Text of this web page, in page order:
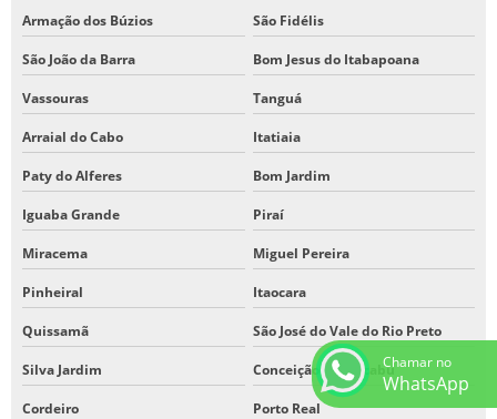
Armação dos Búzios São Fidélis
São João da Barra Bom Jesus do Itabapoana
Vassouras Tanguá
Arraial do Cabo Itatiaia
Paty do Alferes Bom Jardim
Iguaba Grande Piraí
Miracema Miguel Pereira
Pinheiral Itaocara
Quissamã São José do Vale do Rio Preto
Silva Jardim Conceição de Macabu
Cordeiro Porto Real
Chamar no
WhatsApp